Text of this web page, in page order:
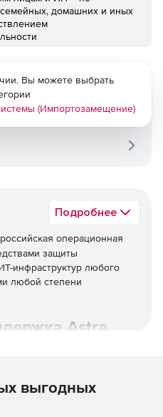
домашних и иных
Подробнее
операционная
защиты
инфраструктур любого
любой степени
Astra
Вы можете выбрать
(Импортозамещение)
выгодных